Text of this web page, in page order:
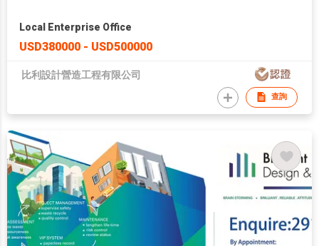
Local Enterprise Office
USD380000 - USD500000
比利設計營造工程有限公司
查詢